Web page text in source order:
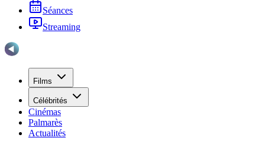
Séances
Streaming
Films
Célébrités
Cinémas
Palmarès
Actualités